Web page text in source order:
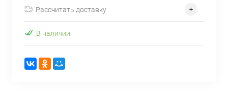
Рассчитать доставку
В наличии